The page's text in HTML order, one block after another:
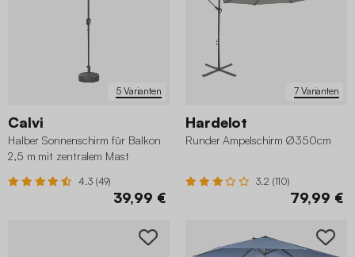
5 Varianten
Calvi
Halber Sonnenschirm für Balkon
2,5 m mit zentralem Mast
4.3 (49)
39,99 €
7 Varianten
Hardelot
Runder Ampelschirm Ø350cm
3.2 (110)
79,99 €